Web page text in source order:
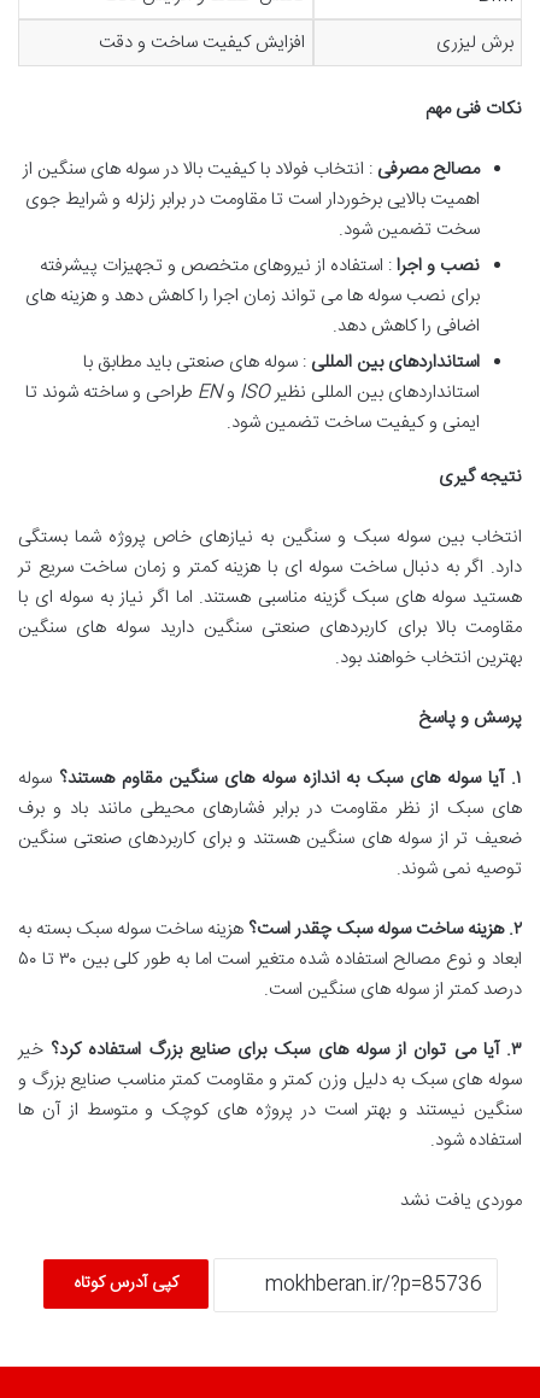
برش لیزری
افزایش کیفیت ساخت و دقت
نکات فنی مهم
مصالح مصرفی : انتخاب فولاد با کیفیت بالا در سوله های سنگین از
اهمیت بالایی برخوردار است تا مقاومت در برابر زلزله و شرایط جوی
سخت تضمین شود.
نصب و اجرا: استفاده از نیروهای متخصص و تجهیزات پیشرفته
برای نصب سوله ها می تواند زمان اجرا را کاهش دهد و هزینه های
اضافی را کاهش دهد.
استانداردهای بین المللی : سوله های صنعتی باید مطابق با
استانداردهای بین المللی نظیرISO وEN طراحی و ساخته شوند تا
ایمنی و کیفیت ساخت تضمین شود.
نتیجه گیری
انتخاب بین سوله سبک و سنگین به نیازهای خاص پروژه شما بستگی
دارد. اگر به دنبال ساخت سوله ای با هزینه کمتر و زمان ساخت سریع تر
هستید سوله های سبک گزینه مناسبی هستند. اما اگر نیاز به سوله ای با
مقاومت بالا برای کاربردهای صنعتی سنگین دارید سوله های سنگین
بهترین انتخاب خواهند بود.
پرسش و پاسخ
۱.آیا سوله های سبک به اندازه سوله های سنگین مقاوم هستند؟ سوله
های سبک از نظر مقاومت در برابر فشارهای محیطی مانند باد و برف
ضعیف تر از سوله های سنگین هستند و برای کاربردهای صنعتی سنگین
توصیه نمی شوند.
۲.هزینه ساخت سوله سبک چقدر است؟ هزینه ساخت سوله سبک بسته به
ابعاد و نوع مصالح استفاده شده متغیر است اما به طور کلی بین ۳۰ تا ۵۰
درصد کمتر از سوله های سنگین است.
۳.آیا می توان از سوله های سبک برای صنایع بزرگ استفاده کرد؟ خیر
سوله های سبک به دلیل وزن کمتر و مقاومت کمتر مناسب صنایع بزرگ و
سنگین نیستند و بهتر است در پروژه های کوچک و متوسط از آن ها
استفاده شود.
موردی یافت نشد
کپی آدرس کوتاه